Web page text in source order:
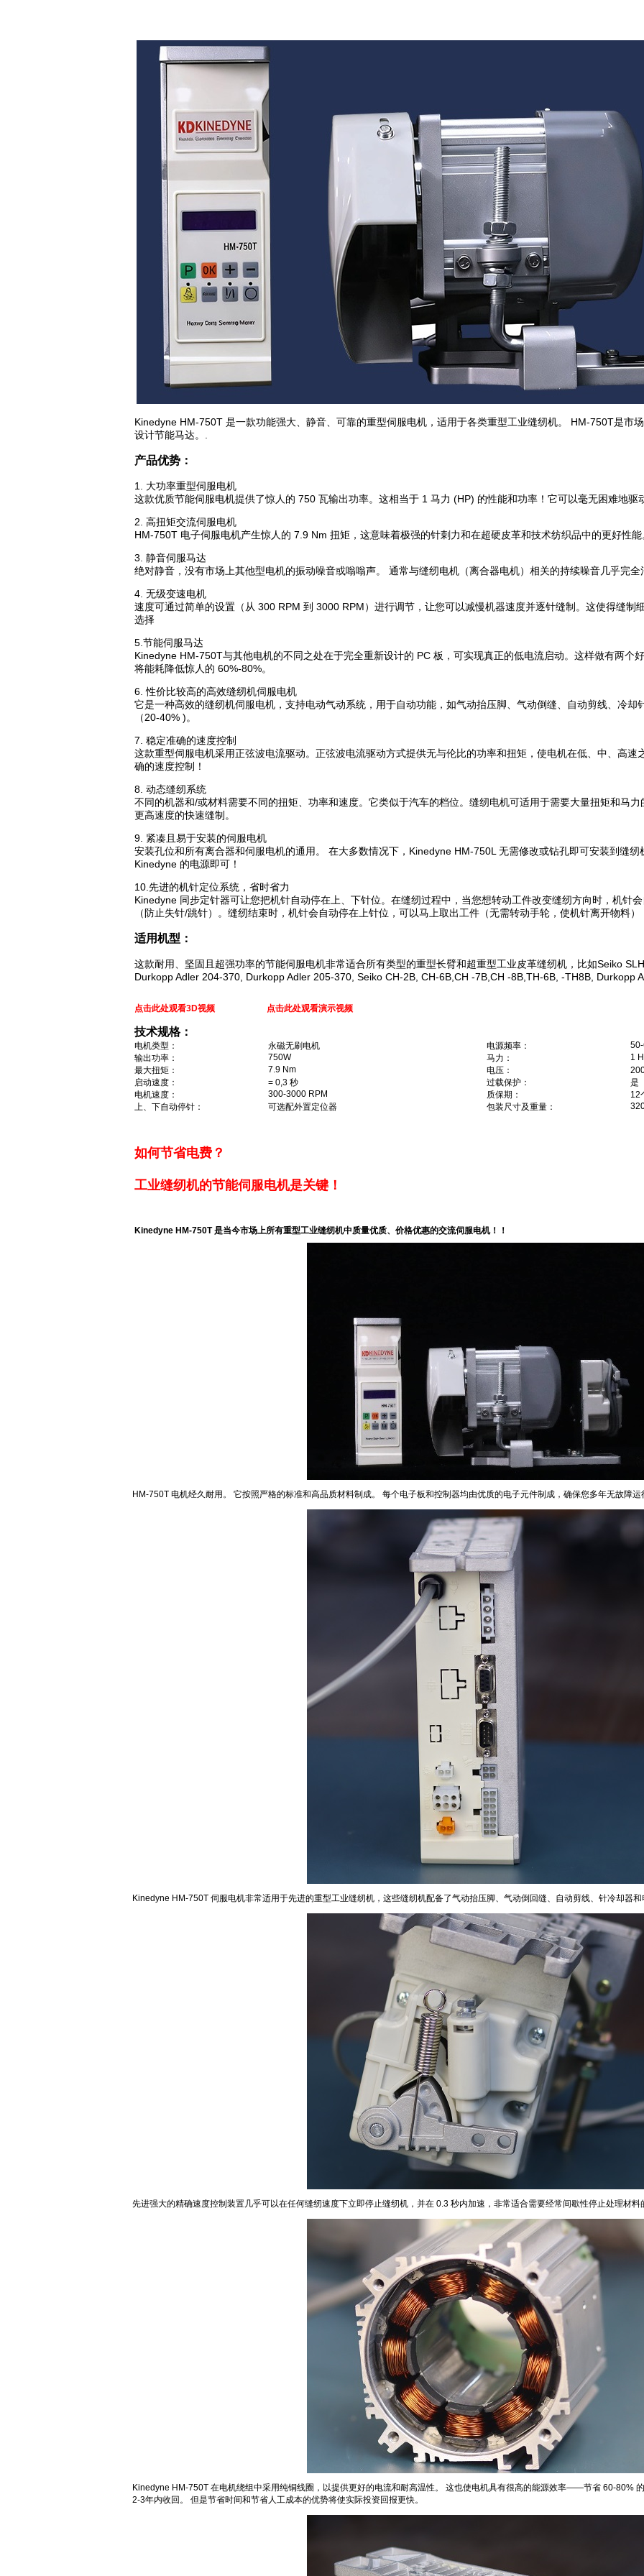
Kinedyne HM-750T 是一款功能强大、静音、可靠的重型伺服电机，适用于各类重型工业缝纫机。 HM-750T是市
设计节能马达。.
产品优势：
1. 大功率重型伺服电机
这款优质节能伺服电机提供了惊人的 750 瓦输出功率。这相当于 1 马力 (HP) 的性能和功率！它可以毫无困难地驱
2. 高扭矩交流伺服电机
HM-750T 电子伺服电机产生惊人的 7.9 Nm 扭矩，这意味着极强的针刺力和在超硬皮革和技术纺织品中的更好性能
3. 静音伺服马达
绝对静音，没有市场上其他型电机的振动噪音或嗡嗡声。 通常与缝纫电机（离合器电机）相关的持续噪音几乎完
4. 无级变速电机
速度可通过简单的设置（从 300 RPM 到 3000 RPM）进行调节，让您可以减慢机器速度并逐针缝制。这使得缝制
选择
5.节能伺服马达
Kinedyne HM-750T与其他电机的不同之处在于完全重新设计的 PC 板，可实现真正的低电流启动。这样做有两个
将能耗降低惊人的 60%-80%。
6. 性价比较高的高效缝纫机伺服电机
它是一种高效的缝纫机伺服电机，支持电动气动系统，用于自动功能，如气动抬压脚、气动倒缝、自动剪线、冷却
（20-40% )。
7. 稳定准确的速度控制
这款重型伺服电机采用正弦波电流驱动。正弦波电流驱动方式提供无与伦比的功率和扭矩，使电机在低、中、高速
确的速度控制！
8. 动态缝纫系统
不同的机器和/或材料需要不同的扭矩、功率和速度。它类似于汽车的档位。缝纫电机可适用于需要大量扭矩和马
更高速度的快速缝制。
9. 紧凑且易于安装的伺服电机
安装孔位和所有离合器和伺服电机的通用。 在大多数情况下，Kinedyne HM-750L 无需修改或钻孔即可安装到缝
Kinedyne 的电源即可！
10.先进的机针定位系统，省时省力
Kinedyne 同步定针器可让您把机针自动停在上、下针位。在缝纫过程中，当您想转动工件改变缝纫方向时，机针
（防止失针/跳针）。缝纫结束时，机针会自动停在上针位，可以马上取出工件（无需转动手轮，使机针离开物料
适用机型：
这款耐用、坚固且超强功率的节能伺服电机非常适合所有类型的重型长臂和超重型工业皮革缝纫机，比如Seiko
Durkopp Adler 204-370, Durkopp Adler 205-370, Seiko CH-2B, CH-6B,CH -7B,CH -8B,TH-6B, -TH8B, Durkopp
点击此处观看3D视频 点击此处观看演示视频
技术规格：
电机类型： 永磁无刷电机 电源频率：
输出功率：
750W 马力：
1
最大扭矩：
7.9 Nm 电压：
启动速度：
= 0,3 秒 过载保护：
是
电机速度：
300-3000 RPM 质保期：
12
上、下自动停针：
可选配外置定位器 包装尺寸及重量：
如何节省电费？
工业缝纫机的节能伺服电机是关键！
Kinedyne HM-750T 是当今市场上所有重型工业缝纫机中质量优质、价格优惠的交流伺服电机！！
HM-750T 电机经久耐用。 它按照严格的标准和高品质材料制成。 每个电子板和控制器均由优质的电子元件制成，确保您多年无故障运
Kinedyne HM-750T 伺服电机非常适用于先进的重型工业缝纫机，这些缝纫机配备了气动抬压脚、气动倒回缝、自动剪线、针冷却器
先进强大的精确速度控制装置几乎可以在任何缝纫速度下立即停止缝纫机，并在 0.3 秒内加速，非常适合需要经常间歇性停止处理材
Kinedyne HM-750T 在电机绕组中采用纯铜线圈，以提供更好的电流和耐高温性。 这也使电机具有很高的能源效率——节省 60-80%
2-3年内收回。 但是节省时间和节省人工成本的优势将使实际投资回报更快。